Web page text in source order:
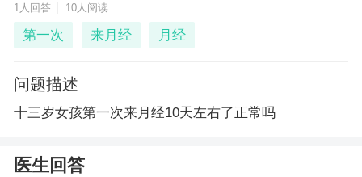
1人回答 10人阅读
第一次 来月经 月经
问题描述
十三岁女孩第一次来月经10天左右了正常吗
医生回答